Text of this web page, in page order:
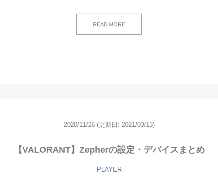
READ MORE
2020/11/26 (更新日: 2021/03/13)
【VALORANT】Zepherの設定・デバイスまとめ
PLAYER